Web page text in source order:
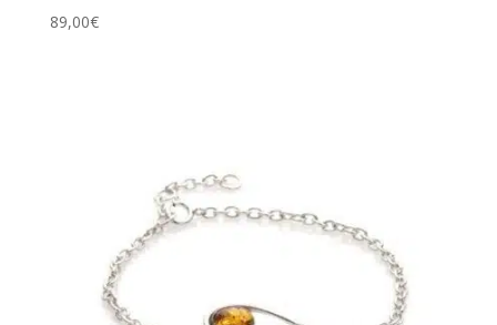
89,00€